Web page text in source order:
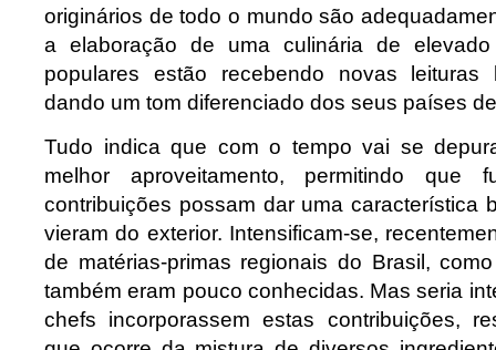
originários de todo o mundo são
a elaboração de uma culinária de
populares estão recebendo novas leituras
dando um tom diferenciado dos seus países
Tudo indica que com o tempo vai se
melhor aproveitamento, permitindo que
contribuições possam dar uma característica
vieram do exterior. Intensificam-se,
de matérias-primas regionais do Brasil,
também eram pouco conhecidas. Mas seria
chefs incorporassem estas contribuições,